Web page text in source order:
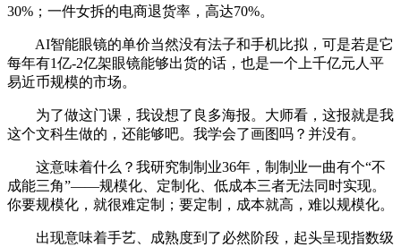
30%；一件女拆的电商退货率，高达70%。
AI智能眼镜的单价当然没有法子和手机比拟，可是若是它
每年有1亿-2亿架眼镜能够出货的话，也是一个上千亿元人平
易近币规模的市场。
为了做这门课，我设想了良多海报。大师看，这报就是我
这个文科生做的，还能够吧。我学会了画图吗？并没有。
这意味着什么？我研究制制业36年，制制业一曲有个“不
成能三角”——规模化、定制化、低成本三者无法同时实现。
你要规模化，就很难定制；要定制，成本就高，难以规模化。
出现意味着手艺、成熟度到了必然阶段，起头呈现指数级